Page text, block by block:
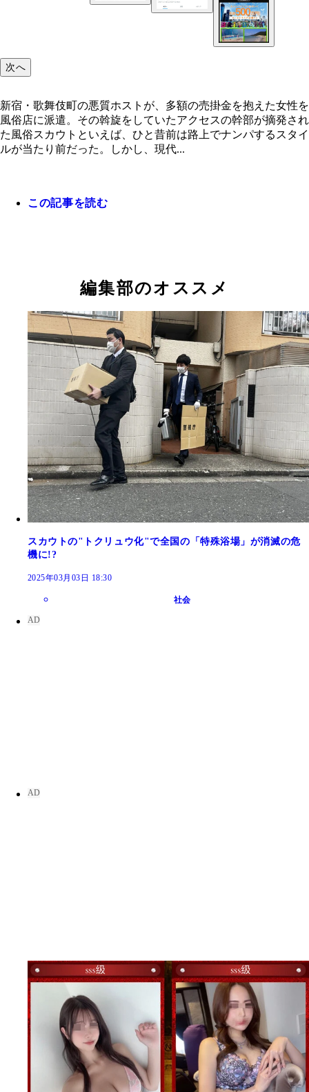
新宿・歌舞伎町の悪質ホストが、多額の売掛金を
女性を風俗店に派遣。その斡旋をしていたアクセ
X（旧Twitter）で検索してヒットした風俗スカウト
カウント。現在も同様のアカウントが数多く運用
いる
行為が増えている
スカウトは女性を特定の基準で序列づけし、全国
店に情報を送る。まさしく人身売買のような仕組
次へ
新宿・歌舞伎町の悪質ホストが、多額の売掛金を抱えた女性を
風俗店に派遣。その斡旋をしていたアクセスの幹部が摘発され
た風俗スカウトといえば、ひと昔前は路上でナンパするスタイ
ルが当たり前だった。しかし、現代...
この記事を読む
編集部のオススメ
スカウトの"トクリュウ化"で全国の「特殊浴場」が消滅の危
機に!?
2025年03月03日 18:30
社会